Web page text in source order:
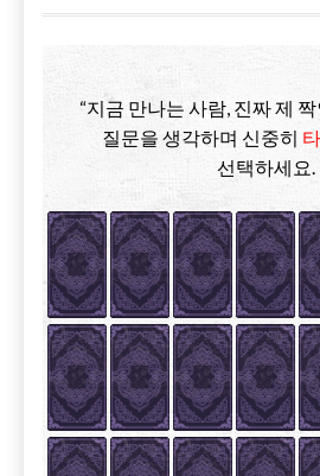
“지금 만나는 사람, 진짜 제
질문을 생각하며 신중히
선택하세요.